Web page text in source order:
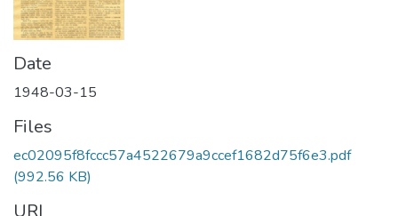
Date
1948-03-15
Files
ec02095f8fccc57a4522679a9ccef1682d75f6e3.pdf
(992.56 KB)
URI